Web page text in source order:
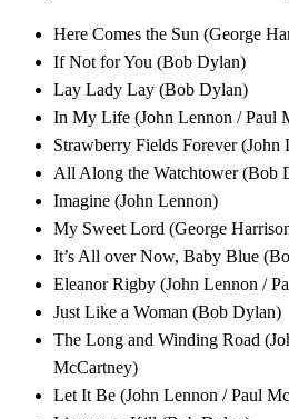
Here Comes the Sun (George
If Not for You (Bob Dylan)
Lay Lady Lay (Bob Dylan)
In My Life (John Lennon / Paul
Strawberry Fields Forever
All Along the Watchtower (Bob
Imagine (John Lennon)
My Sweet Lord (George
It’s All over Now, Baby Blue
Eleanor Rigby (John Lennon /
Just Like a Woman (Bob Dylan)
The Long and Winding Road
McCartney)
Let It Be (John Lennon / Paul